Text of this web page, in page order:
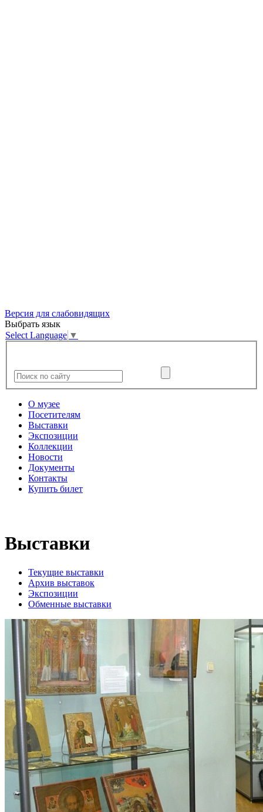
Версия для слабовидящих
Выбрать язык
Select Language ▼
О музее
Посетителям
Выставки
Экспозиции
Коллекции
Новости
Документы
Контакты
Купить билет
Выставки
Текущие выставки
Архив выставок
Экспозиции
Обменные выставки